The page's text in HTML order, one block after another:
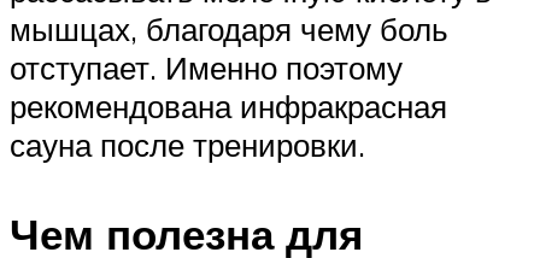
мышцах, благодаря чему боль
отступает. Именно поэтому
рекомендована инфракрасная
сауна после тренировки.
Чем полезна для